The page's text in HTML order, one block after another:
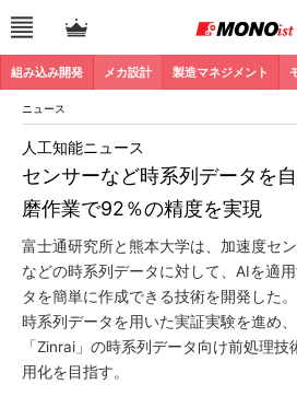
組み込み開発 メカ設計 製造マネジメント
ニュース
センサーなど時系列データを
磨作業で92％の精度を実現
人工知能ニュース
富士通研究所と熊本大学は、加速度セ
などの時系列データに対して、AIを適
タを簡単に作成できる技術を開発した
時系列データを用いた実証実験を進め
「Zinrai」の時系列データ向け前処理
用化を目指す。